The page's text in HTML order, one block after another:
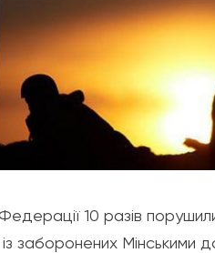
10 разів
заборонених Мінськими